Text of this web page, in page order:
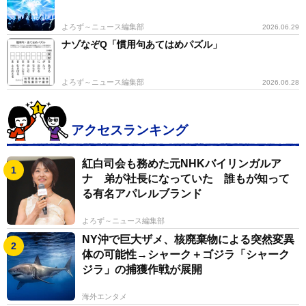
よろず～ニュース編集部 2026.06.29
ナゾなぞQ「慣用句あてはめパズル」
よろず～ニュース編集部 2026.06.28
アクセスランキング
紅白司会も務めた元NHKバイリンガルア
ナ 弟が社長になっていた 誰もが知って
る有名アパレルブランド
よろず～ニュース編集部
NY沖で巨大ザメ、核廃棄物による突然変異
体の可能性→シャーク＋ゴジラ「シャーク
ジラ」の捕獲作戦が展開
海外エンタメ